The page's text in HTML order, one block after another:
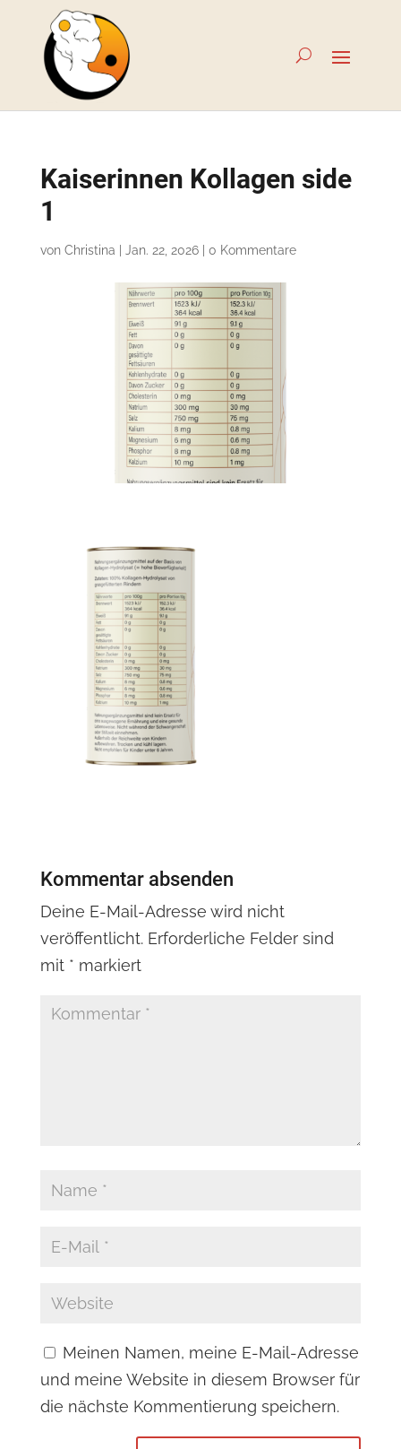
Kaiserinnen Kollagen side
1
von Christina Jan. 22, 2026| 0 Kommentare
Kommentar absenden
Deine E-Mail-Adresse wird nicht
veröffentlicht. Erforderliche Felder sind
mit * markiert
Meinen Namen, meine E-Mail-Adresse
und meine Website in diesem Browser für
die nächste Kommentierung speichern.